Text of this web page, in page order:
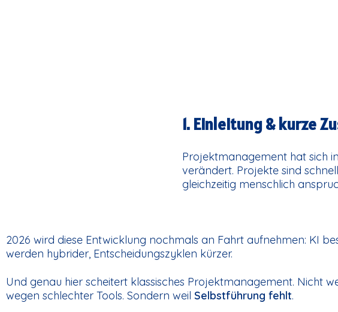
1. Einleitung & kurze
Projektmanagement hat sich
verändert. Projekte sind
gleichzeitig menschlich
2026 wird diese Entwicklung nochmals an Fahrt aufnehmen: KI
werden hybrider, Entscheidungszyklen kürzer.
Und genau hier scheitert klassisches Projektmanagement. Nicht
wegen schlechter Tools. Sondern weil Selbstführung fehlt.